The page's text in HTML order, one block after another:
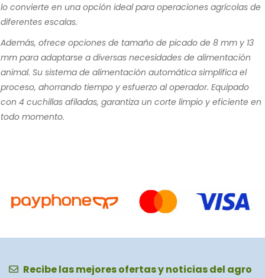
lo convierte en una opción ideal para operaciones agrícolas de
diferentes escalas.
Además, ofrece opciones de tamaño de picado de 8 mm y 13
mm para adaptarse a diversas necesidades de alimentación
animal. Su sistema de alimentación automática simplifica el
proceso, ahorrando tiempo y esfuerzo al operador. Equipado
con 4 cuchillas afiladas, garantiza un corte limpio y eficiente en
todo momento.
Recibe las mejores ofertas y noticias del agro